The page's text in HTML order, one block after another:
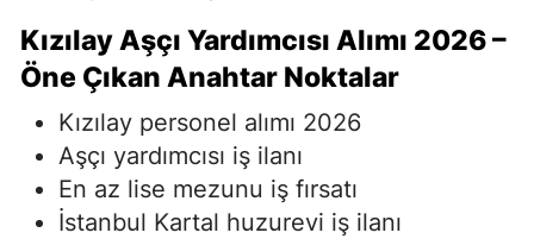
Kızılay Aşçı Yardımcısı Alımı 2026 –
Öne Çıkan Anahtar Noktalar
Kızılay personel alımı 2026
Aşçı yardımcısı iş ilanı
En az lise mezunu iş fırsatı
İstanbul Kartal huzurevi iş ilanı